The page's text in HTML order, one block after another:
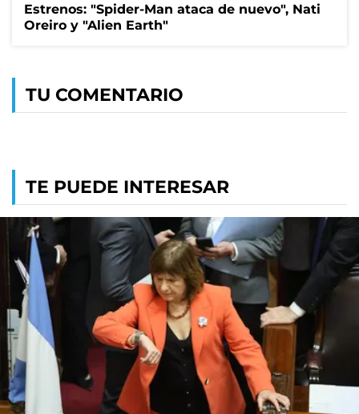
Estrenos: "Spider-Man ataca de nuevo", Nati
Oreiro y "Alien Earth"
TU COMENTARIO
TE PUEDE INTERESAR